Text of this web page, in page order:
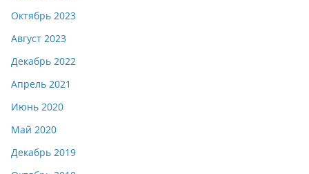
Октябрь 2023
Август 2023
Декабрь 2022
Апрель 2021
Июнь 2020
Май 2020
Декабрь 2019